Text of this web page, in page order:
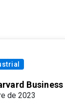
Business
de 2023